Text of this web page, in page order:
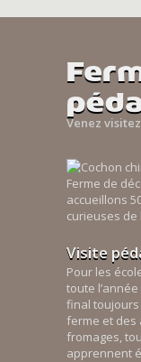
Venez
Ferme de
accueillons
curieuses de
Visite
Pour les
toute
final toujours
ferme et des
fromages,
apprennent